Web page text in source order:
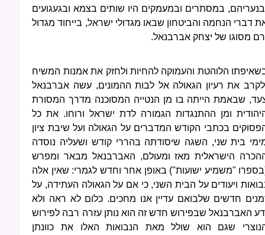
במסתרים ובמעמקים היו שותים בצמא ובגעגועים
דברי הנחמה והביטחון שבאו מגדולי ישראל, בייחוד מגדול
מסוגו של יצחק אברבנאל.
הלוהטת והעמוקה להחיות ולחזק את אמנות המשיח
את רעיון הגאולה אל לבות ההמונים, עשה אברבנאל
שבאמת הייתה בו מן הנטייה המסוכנה מדרך המסורת
ומן ההתנגדות הגמורה לדת ישראל ורוחו. את כל
בכתבי הקודש המדברים על הגאולה ועל שיבת ציון
בית שני, השגה שיסודתה בהררי קודש ושעליה נוסדה
הישראלית מאז ומעולם, האברבנאל מבאר ומפרש
"משמיע ישועות") באופן אחר וחדש לגמרי: שאין אלה
ויעודים על הבית השני, כי אם על הגאולה העתידה, על
חדשים שלבואם עדיין אנו מחכים. כלום לא ראה ולא
האברבנאל שבפירוש חדש זה הוא נותן עזרה רבה לפירוש
שגם הוא שולל מאת הנבואות האלו את כוונתן